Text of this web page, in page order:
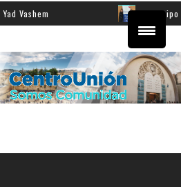
El equipo directivo